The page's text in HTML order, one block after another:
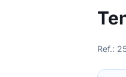
Ref.: